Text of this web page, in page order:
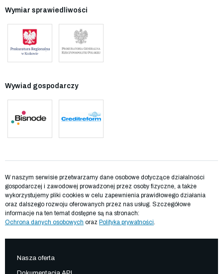
Wymiar sprawiedliwości
Wywiad gospodarczy
W naszym serwisie przetwarzamy dane osobowe dotyczące działalności
gospodarczej i zawodowej prowadzonej przez osoby fizyczne, a także
wykorzystujemy pliki cookies w celu zapewnienia prawidłowego działania
oraz dalszego rozwoju oferowanych przez nas usług. Szczegółowe
informacje na ten temat dostępne są na stronach:
Ochrona danych osobowych oraz Polityka prywatności.
Nasza oferta